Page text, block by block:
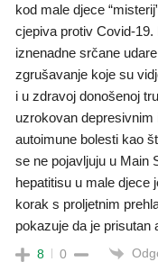
kod male djece
cjepiva protiv Covid-
iznenadne srčane
zgrušavanje koje su
i u zdravoj donošenoj
uzrokovan
autoimune bolesti kao
se ne pojavljuju u Main
hepatitisu u male djece
korak s proljetnim
pokazuje da je prisutan
8 0